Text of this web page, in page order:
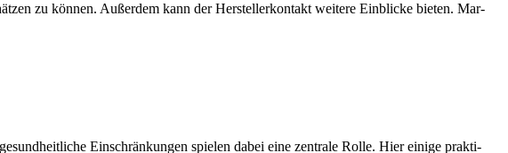
zu kön­nen. Außer­dem kann der Her­stel­ler­kon­takt wei­te­re Ein­bli­cke bie­ten. Mar­
Ein­schrän­kun­gen spie­len dabei eine zen­tra­le Rol­le. Hier eini­ge prak­ti­